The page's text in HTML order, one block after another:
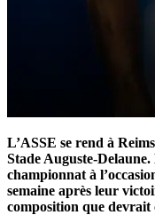
L’ASSE se rend à
Stade Auguste-
championnat à
semaine après leur
composition que